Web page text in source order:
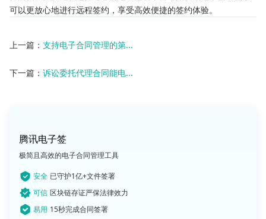
可以更放心地进行远程签约，享受高效便捷的签约体验。​
上一篇： 支持电子合同管理的第...
下一篇： 诉讼委托代理合同能电...
腾讯电子签
极简且高效的电子合同管理工具
安全 已守护1亿+文件签署
可信 区块链存证严保法律效力
易用 15秒完成合同签署